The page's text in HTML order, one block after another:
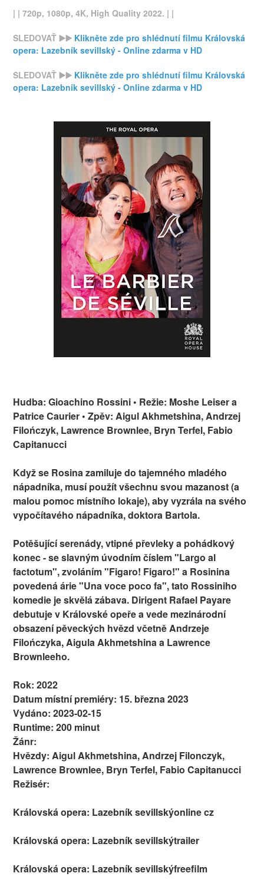
| | 720p, 1080p, 4K, High Quality 2022. | |
SLEDOVAŤ ▶️▶️ Klikněte zde pro shlédnutí filmu Královská
opera: Lazebník sevillský - Online zdarma v HD
SLEDOVAŤ ▶️▶️ Klikněte zde pro shlédnutí filmu Královská
opera: Lazebník sevillský - Online zdarma v HD
Hudba: Gioachino Rossini • Režie: Moshe Leiser a
Patrice Caurier • Zpěv: Aigul Akhmetshina, Andrzej
Filończyk, Lawrence Brownlee, Bryn Terfel, Fabio
Capitanucci
Když se Rosina zamiluje do tajemného mladého
nápadníka, musí použít všechnu svou mazanost (a
malou pomoc místního lokaje), aby vyzrála na svého
vypočítavého nápadníka, doktora Bartola.
Potěšující serenády, vtipné převleky a pohádkový
konec - se slavným úvodním číslem "Largo al
factotum", zvoláním "Figaro! Figaro!" a Rosinina
povedená árie "Una voce poco fa", tato Rossiniho
komedie je skvělá zábava. Dirigent Rafael Payare
debutuje v Královské opeře a vede mezinárodní
obsazení pěveckých hvězd včetně Andrzeje
Filończyka, Aigula Akhmetshina a Lawrence
Brownleeho.
Rok: 2022
Datum místní premiéry: 15. března 2023
Vydáno: 2023-02-15
Runtime: 200 minut
Žánr:
Hvězdy: Aigul Akhmetshina, Andrzej Filonczyk,
Lawrence Brownlee, Bryn Terfel, Fabio Capitanucci
Režisér:
Královská opera: Lazebník sevillskýonline cz
Královská opera: Lazebník sevillskýtrailer
Královská opera: Lazebník sevillskýfreefilm